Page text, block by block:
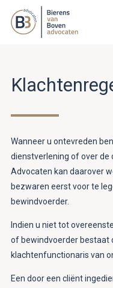
Wanneer u ontevreden
dienstverlening of over de
Advocaten kan daarover
bezwaren eerst voor te
bewindvoerder.
Indien u niet tot
of bewindvoerder bestaat
klachtenfunctionaris van
Een door een cliënt